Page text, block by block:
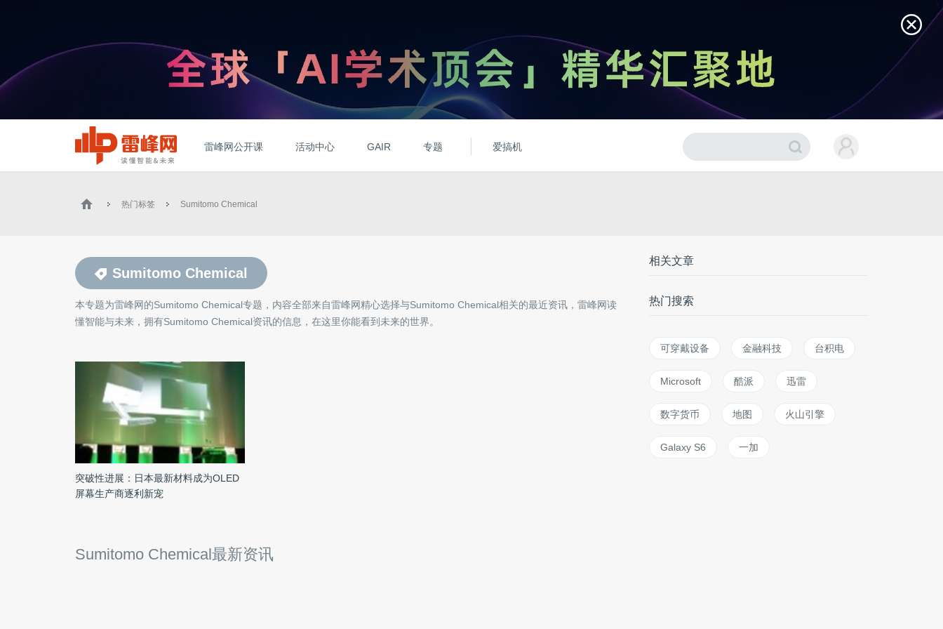
雷峰网公开课 活动中心 GAIR 专题 爱搞机
热门标签 Sumitomo Chemical
Sumitomo Chemical
本专题为雷峰网的Sumitomo Chemical专题，内容全部来自雷峰网精心选择与Sumitomo Chemical相关的最近资讯，雷峰网读
懂智能与未来，拥有Sumitomo Chemical资讯的信息，在这里你能看到未来的世界。
突破性进展：日本最新材料成为OLED
屏幕生产商逐利新宠
Sumitomo Chemical最新资讯
相关文章
热门搜索
可穿戴设备 金融科技 台积电
Microsoft 酷派 迅雷
数字货币 地图 火山引擎
Galaxy S6 一加